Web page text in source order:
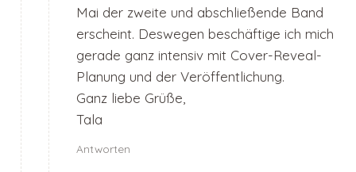
Mai der zweite und abschließende Band
erscheint. Deswegen beschäftige ich mich
gerade ganz intensiv mit Cover-Reveal-
Planung und der Veröffentlichung.
Ganz liebe Grüße,
Tala
Antworten